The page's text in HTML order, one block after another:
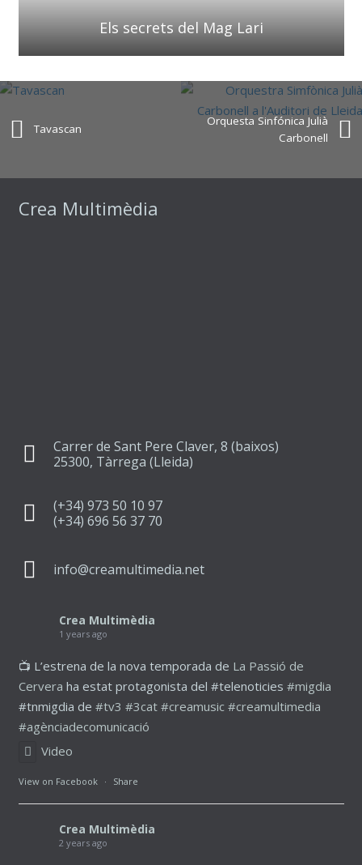
Els secrets del Mag Lari
Tavascan
Orquesta Sinfónica Julià
Carbonell
Crea Multimèdia
Carrer de Sant Pere Claver, 8 (baixos)
25300, Tàrrega (Lleida)
(+34) 973 50 10 97
(+34) 696 56 37 70
info@creamultimedia.net
Crea Multimèdia
1 years ago
📺 L’estrena de la nova temporada de La Passió de
Cervera ha estat protagonista del #telenoticies #migdia
#tnmigdia de #tv3 #3cat #creamusic #creamultimedia
#agènciadecomunicació
Video
View on Facebook · Share
Crea Multimèdia
2 years ago